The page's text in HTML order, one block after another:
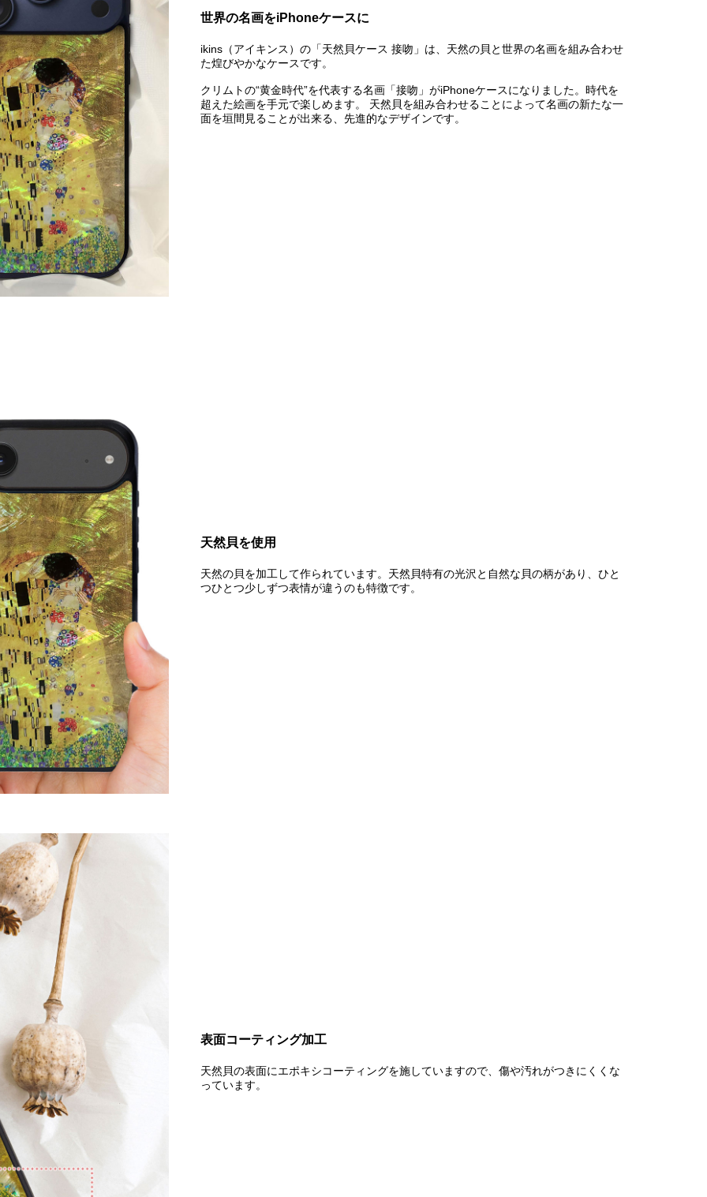
世界の名画をiPhoneケースに
ikins（アイキンス）の「天然貝ケース 接吻」は、天然の貝と世界の名画を組み合わせ
た煌びやかなケースです。
クリムトの“黄金時代”を代表する名画「接吻」がiPhoneケースになりました。時代を
超えた絵画を手元で楽しめます。 天然貝を組み合わせることによって名画の新たな一
面を垣間見ることが出来る、先進的なデザインです。
天然貝を使用
天然の貝を加工して作られています。天然貝特有の光沢と自然な貝の柄があり、ひと
つひとつ少しずつ表情が違うのも特徴です。
表面コーティング加工
天然貝の表面にエポキシコーティングを施していますので、傷や汚れがつきにくくな
っています。